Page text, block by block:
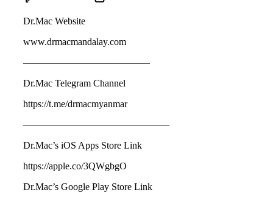
Dr.Mac Website
www.drmacmandalay.com
—————————————
Dr.Mac Telegram Channel
https://t.me/drmacmyanmar
———————————————
Dr.Mac’s iOS Apps Store Link
https://apple.co/3QWgbgO
Dr.Mac’s Google Play Store Link